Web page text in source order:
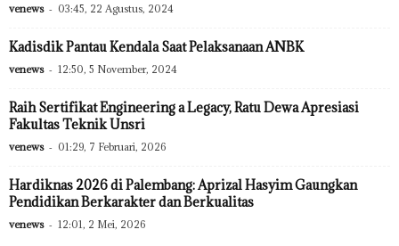
venews - 03:45, 22 Agustus, 2024
Kadisdik Pantau Kendala Saat Pelaksanaan ANBK
venews - 12:50, 5 November, 2024
Raih Sertifikat Engineering a Legacy, Ratu Dewa Apresiasi
Fakultas Teknik Unsri
venews - 01:29, 7 Februari, 2026
Hardiknas 2026 di Palembang: Aprizal Hasyim Gaungkan
Pendidikan Berkarakter dan Berkualitas
venews - 12:01, 2 Mei, 2026